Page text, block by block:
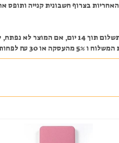
בצרוף חשבונית קנייה ותופס
במקרה והלקוח מעוניין לבטל את
או 30 ₪ לפחות.